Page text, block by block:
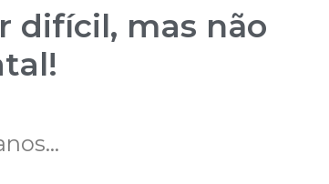
difícil, mas não